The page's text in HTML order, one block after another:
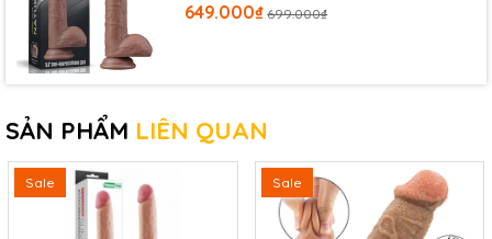
649.000₫ 699.000₫
SẢN PHẨM LIÊN QUAN
Sale Sale